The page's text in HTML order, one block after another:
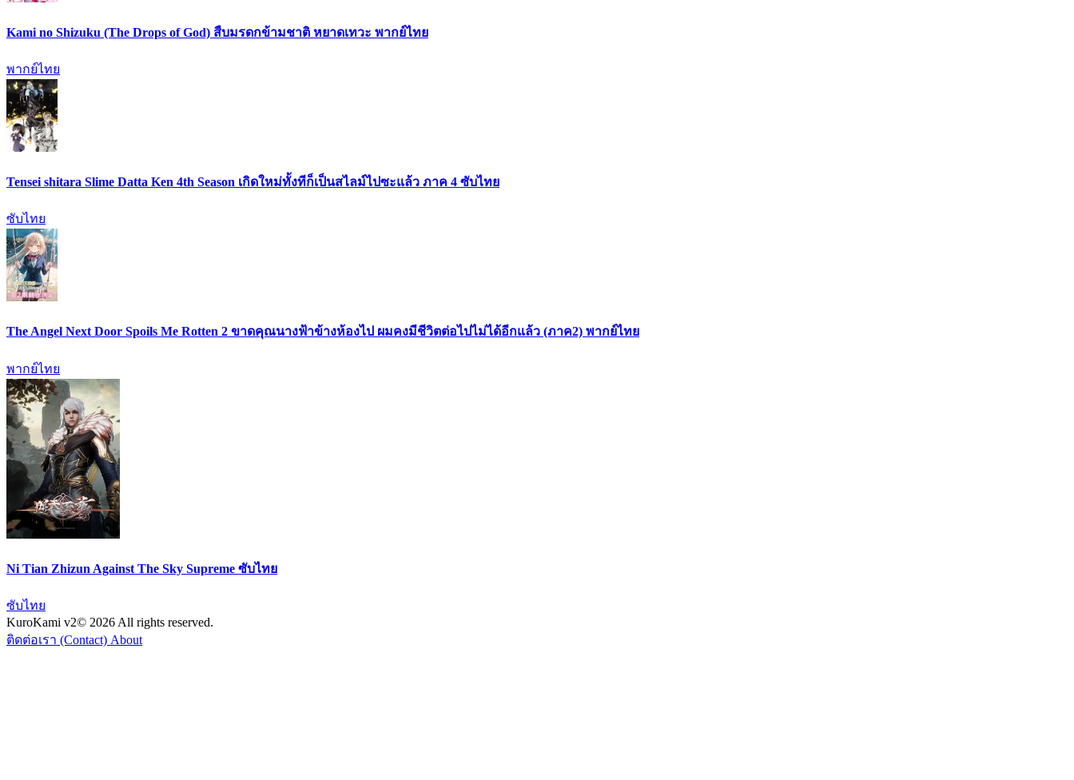
Kami no Shizuku (The Drops of God) สืบมรดกข้ามชาติ หยาดเทวะ พากย์ไทย
พากย์ไทย
Tensei shitara Slime Datta Ken 4th Season เกิดใหม่ทั้งทีก็เป็นสไลม์ไปซะแล้ว ภาค 4 ซับไทย
ซับไทย
The Angel Next Door Spoils Me Rotten 2 ขาดคุณนางฟ้าข้างห้องไป ผมคงมีชีวิตต่อไปไม่ได้อีกแล้ว (ภาค2) พากย์ไทย
พากย์ไทย
Ni Tian Zhizun Against The Sky Supreme ซับไทย
ซับไทย
KuroKami v2© 2026 All rights reserved.
ติดต่อเรา (Contact) About